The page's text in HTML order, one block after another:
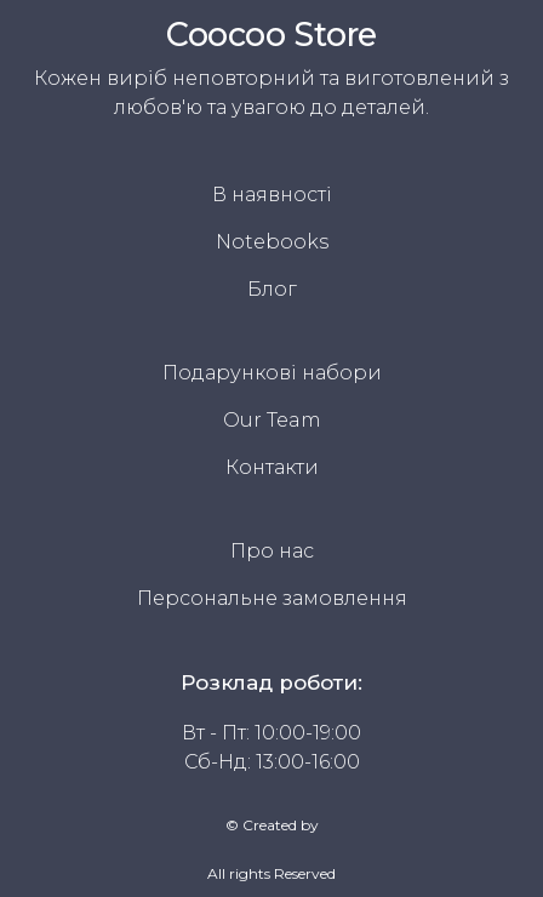
Coocoo Store
Кожен виріб неповторний та виготовлений з
любов'ю та увагою до деталей.
В наявності
Notebooks
Блог
Подарункові набори
Our Team
Контакти
Про нас
Персональне замовлення
Розклад роботи:
Вт - Пт: 10:00-19:00
Сб-Нд: 13:00-16:00
© Created by
All rights Reserved